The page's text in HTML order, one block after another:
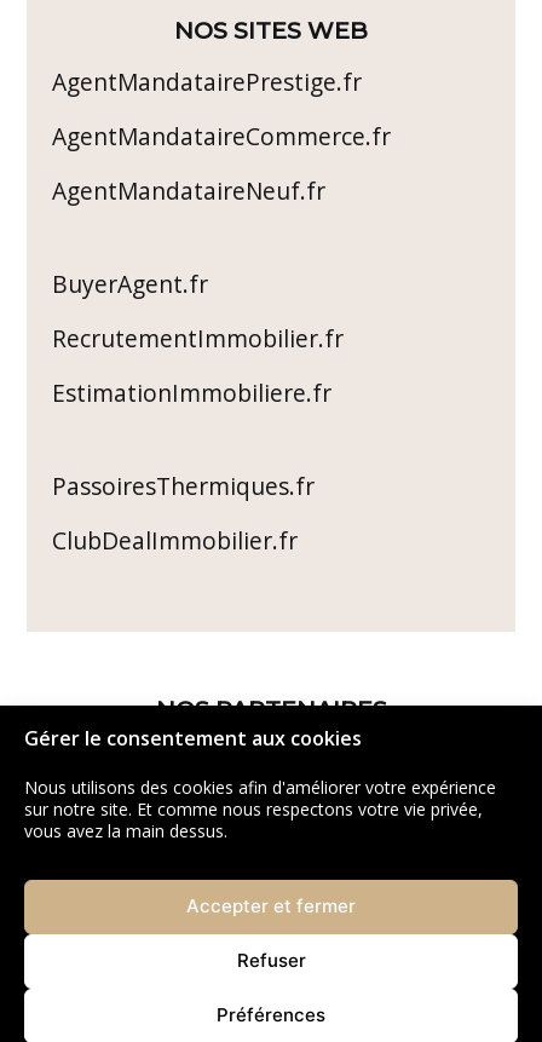
Gérer le consentement aux cookies
Nous utilisons des cookies afin d'améliorer votre expérience
sur notre site. Et comme nous respectons votre vie privée,
vous avez la main dessus.
Accepter et fermer
Refuser
Préférences
NOS SITES WEB
AgentMandatairePrestige.fr
AgentMandataireCommerce.fr
AgentMandataireNeuf.fr
BuyerAgent.fr
RecrutementImmobilier.fr
EstimationImmobiliere.fr
PassoiresThermiques.fr
ClubDealImmobilier.fr
NOS PARTENAIRES